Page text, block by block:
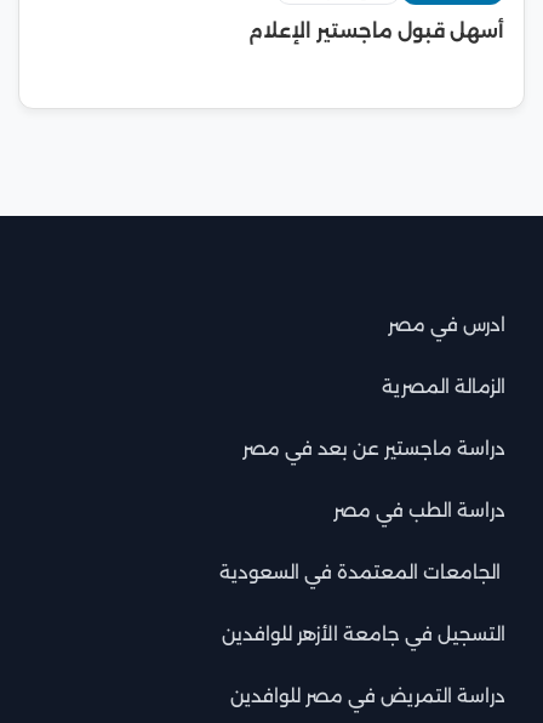
أسهل قبول ماجستير الإعلام
ادرس في مصر
الزمالة المصرية
دراسة ماجستير عن بعد في مصر
دراسة الطب في مصر
الجامعات المعتمدة في السعودية
التسجيل في جامعة الأزهر للوافدين
دراسة التمريض في مصر للوافدين